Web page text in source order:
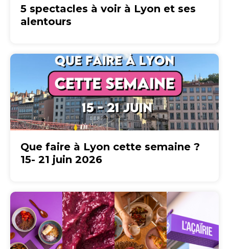
5 spectacles à voir à Lyon et ses
alentours
Que faire à Lyon cette semaine ?
15- 21 juin 2026